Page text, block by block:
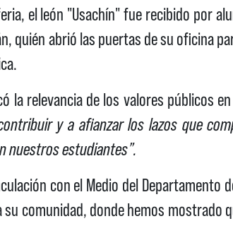
el león "Usachín" fue recibido por
quién abrió las puertas de su oficina
la relevancia de los valores públicos
contribuir y a afianzar los lazos que
nuestros estudiantes”.
con el Medio del Departamento
comunidad, donde hemos